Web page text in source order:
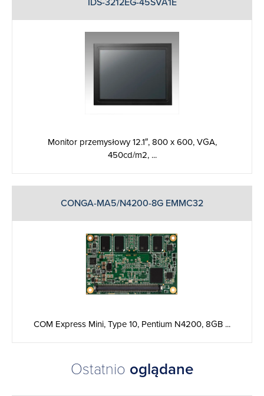
Monitor przemysłowy 12.1″, 800 x 600, VGA,
450cd/m2, ...
CONGA-MA5/N4200-8G EMMC32
COM Express Mini, Type 10, Pentium N4200, 8GB ...
Ostatnio oglądane